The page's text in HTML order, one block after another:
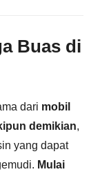
Buas di
dari mobil
demikian,
yang dapat
Mulai